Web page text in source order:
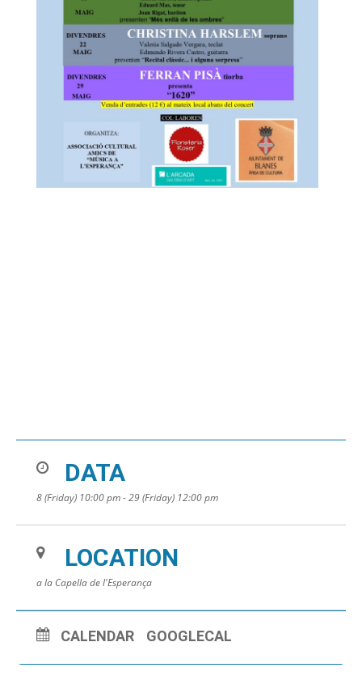
DATA
8 (Friday) 10:00 pm - 29 (Friday) 12:00 pm
LOCATION
a la Capella de l'Esperança
CALENDAR GOOGLECAL